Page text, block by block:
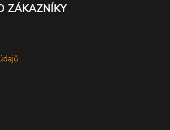
ZÁKAZNÍKY